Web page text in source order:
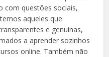
com questões sociais,
aqueles que
e genuínas,
a aprender sozinhos
online. Também não